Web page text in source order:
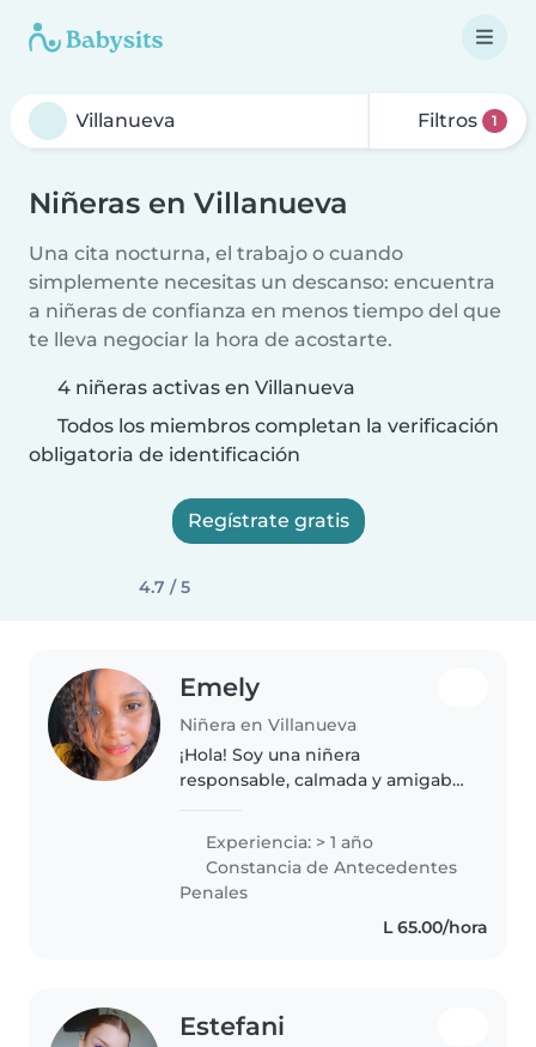
Filtros 1
Niñeras en Villanueva
Una cita nocturna, el trabajo o cuando
simplemente necesitas un descanso: encuentra
a niñeras de confianza en menos tiempo del que
te lleva negociar la hora de acostarte.
4 niñeras activas en Villanueva
Todos los miembros completan la verificación
obligatoria de identificación
Regístrate gratis
4.7 / 5
Emely
Niñera en Villanueva
¡Hola! Soy una niñera
responsable, calmada y amigable
cuidando niños de todas las
edades, incluyendo bebés, niños
pequeños, preescolares y
escolares. Desde..
Experiencia: > 1 año
Constancia de Antecedentes
Penales
L 65.00/hora
Estefani